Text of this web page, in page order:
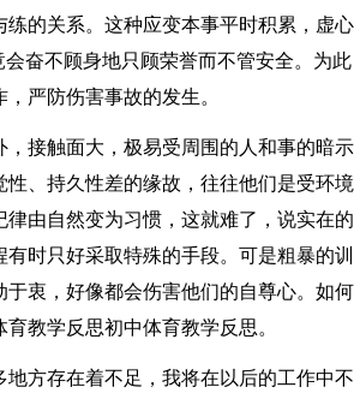
练的关系。这种应变本事平时积累，虚
会奋不顾身地只顾荣誉而不管安全。为
严防伤害事故的发生。
，接触面大，极易受周围的人和事的暗
性、持久性差的缘故，往往他们是受环
律由自然变为习惯，这就难了，说实在
有时只好采取特殊的手段。可是粗暴的
于衷，好像都会伤害他们的自尊心。如
教学反思初中体育教学反思。
地方存在着不足，我将在以后的工作中